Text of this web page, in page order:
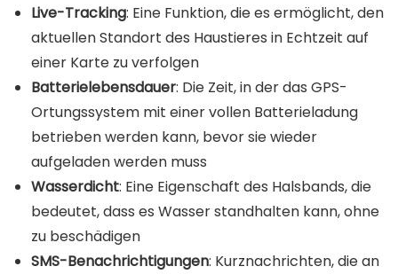
Live-Tracking: Eine Funktion, die es ermöglicht, den
aktuellen Standort des Haustieres in Echtzeit auf
einer Karte zu verfolgen
Batterielebensdauer: Die Zeit, in der das GPS-
Ortungssystem mit einer vollen Batterieladung
betrieben werden kann, bevor sie wieder
aufgeladen werden muss
Wasserdicht: Eine Eigenschaft des Halsbands, die
bedeutet, dass es Wasser standhalten kann, ohne
zu beschädigen
SMS-Benachrichtigungen: Kurznachrichten, die an